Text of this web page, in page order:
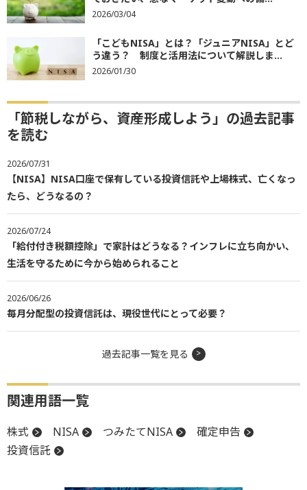
2026/03/04
「こどもNISA」とは？「ジュニアNISA」とど
う違う？ 制度と活用法について解説しま...
2026/01/30
「節税しながら、資産形成しよう」の過去記事
を読む
2026/07/31
【NISA】NISA口座で保有している投資信託や上場株式、亡くなっ
たら、どうなるの？
2026/07/24
「給付付き税額控除」で家計はどうなる？インフレに立ち向かい、
生活を守るために今から始められること
2026/06/26
毎月分配型の投資信託は、現役世代にとって必要？
過去記事一覧を見る
関連用語一覧
株式 NISA つみたてNISA
確定申告
投資信託